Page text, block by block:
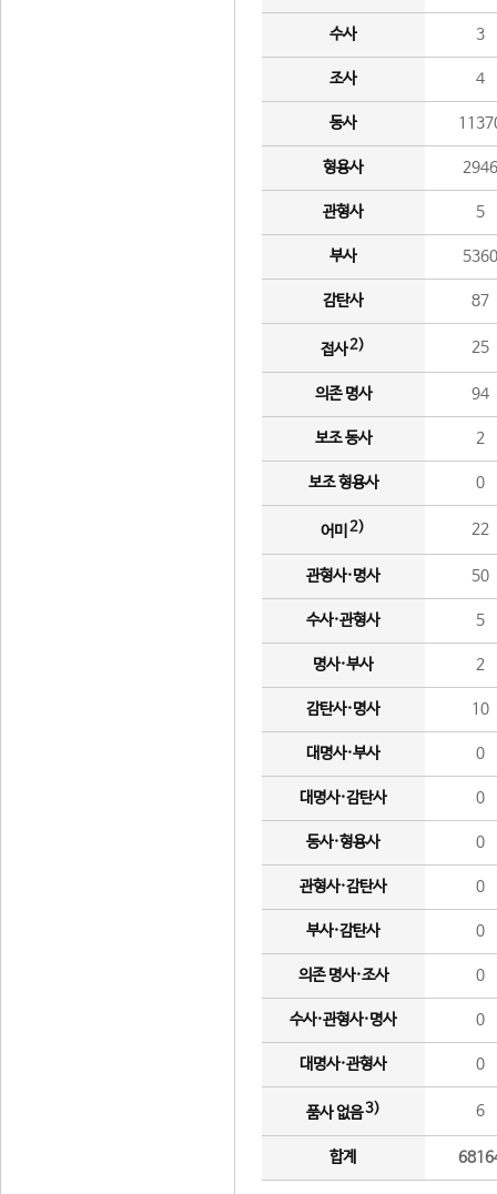
수사 3
조사 4
동사
형용사 2946
관형사 5
부사 5360
감탄사 87
접사2) 25
의존 명사 94
보조 동사 2
보조 형용사 0
어미 2) 22
관형사·명사 50
수사·관형사 5
명사·부사 2
감탄사·명사 10
대명사·부사 0
대명사·감탄사 0
동사·형용사 0
관형사·감탄사 0
부사·감탄사 0
의존 명사·조사 0
수사·관형사·명사 0
대명사·관형사 0
품사 없음3) 6
합계